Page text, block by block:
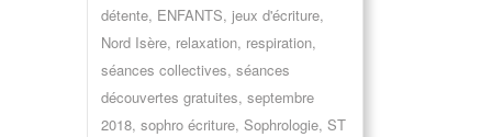
détente, ENFANTS, jeux d'écriture,
Nord Isère, relaxation, respiration,
séances collectives, séances
découvertes gratuites, septembre
2018, sophro écriture, Sophrologie, ST